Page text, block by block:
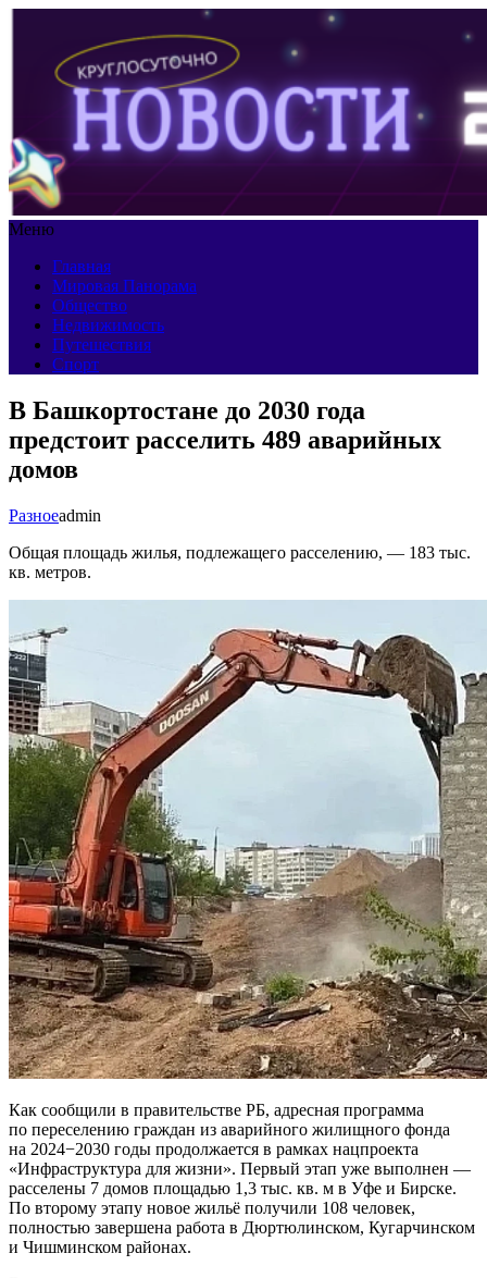
Меню
Главная
Мировая Панорама
Общество
Недвижимость
Путешествия
Спорт
В Башкортостане до 2030 года
предстоит расселить 489 аварийных
домов
Разноеadmin
Общая площадь жилья, подлежащего расселению, — 183 тыс.
кв. метров.
Как сообщили в правительстве РБ, адресная программа
по переселению граждан из аварийного жилищного фонда
на 2024−2030 годы продолжается в рамках нацпроекта
«Инфраструктура для жизни». Первый этап уже выполнен —
расселены 7 домов площадью 1,3 тыс. кв. м в Уфе и Бирске.
По второму этапу новое жильё получили 108 человек,
полностью завершена работа в Дюртюлинском, Кугарчинском
и Чишминском районах.